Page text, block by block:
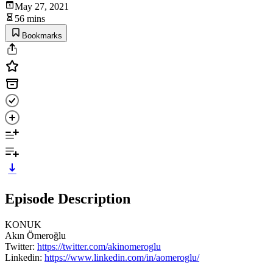
May 27, 2021
56 mins
Bookmarks
Episode Description
KONUK
Akın Ömeroğlu
Twitter: https://twitter.com/akinomeroglu
Linkedin: https://www.linkedin.com/in/aomeroglu/